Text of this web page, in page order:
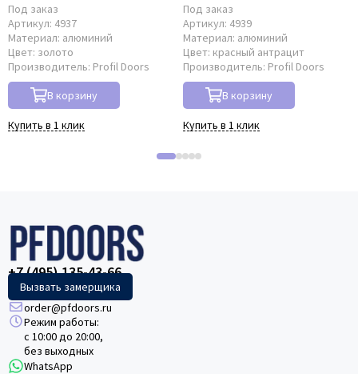
Под заказ
Артикул: 4937
Материал: алюминий
Цвет: золото
Производитель: Profil Doors
В корзину
Купить в 1 клик
Под заказ
Артикул: 4939
Материал: алюминий
Цвет: красный антрацит
Производитель: Profil Doors
В корзину
Купить в 1 клик
+7 (495) 135-43-66
Вызвать замерщика
order@pfdoors.ru
Режим работы:
с 10:00 до 20:00,
без выходных
WhatsApp